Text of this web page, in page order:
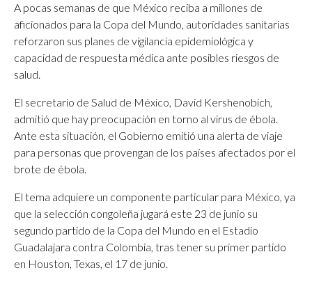
A pocas semanas de que México reciba a millones de
aficionados para la Copa del Mundo, autoridades sanitarias
reforzaron sus planes de vigilancia epidemiológica y
capacidad de respuesta médica ante posibles riesgos de
salud.
El secretario de Salud de México, David Kershenobich,
admitió que hay preocupación en torno al virus de ébola.
Ante esta situación, el Gobierno emitió una alerta de viaje
para personas que provengan de los países afectados por el
brote de ébola.
El tema adquiere un componente particular para México, ya
que la selección congoleña jugará este 23 de junio su
segundo partido de la Copa del Mundo en el Estadio
Guadalajara contra Colombia, tras tener su primer partido
en Houston, Texas, el 17 de junio.